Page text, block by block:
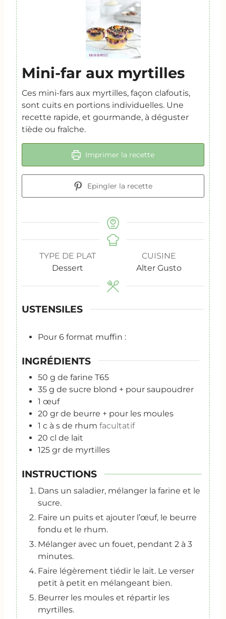
Mini-far aux myrtilles
Ces mini-fars aux myrtilles, façon clafoutis,
sont cuits en portions individuelles. Une
recette rapide, et gourmande, à déguster
tiède ou fraîche.
Imprimer la recette
Epingler la recette
TYPE DE PLAT
Dessert
CUISINE
Alter Gusto
USTENSILES
Pour 6 format muffin :
INGRÉDIENTS
50 g de farine T65
35 g de sucre blond + pour saupoudrer
1 œuf
20 gr de beurre + pour les moules
1 c à s de rhum facultatif
20 cl de lait
125 gr de myrtilles
INSTRUCTIONS
Dans un saladier, mélanger la farine et le
sucre.
Faire un puits et ajouter l’œuf, le beurre
fondu et le rhum.
Mélanger avec un fouet, pendant 2 à 3
minutes.
Faire légèrement tiédir le lait. Le verser
petit à petit en mélangeant bien.
Beurrer les moules et répartir les
myrtilles.